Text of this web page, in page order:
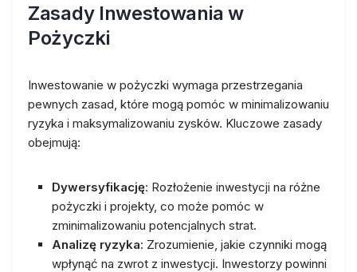
Zasady Inwestowania w
Pożyczki
Inwestowanie w pożyczki wymaga przestrzegania
pewnych zasad, które mogą pomóc w minimalizowaniu
ryzyka i maksymalizowaniu zysków. Kluczowe zasady
obejmują:
Dywersyfikację: Rozłożenie inwestycji na różne
pożyczki i projekty, co może pomóc w
zminimalizowaniu potencjalnych strat.
Analizę ryzyka: Zrozumienie, jakie czynniki mogą
wpłynąć na zwrot z inwestycji. Inwestorzy powinni